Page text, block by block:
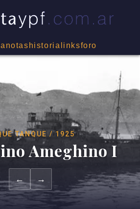
notas historia linksforo
TANQUE / 1925
Ameghino I
← →